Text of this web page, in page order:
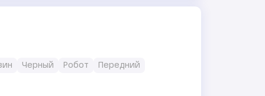
Черный Робот Передний